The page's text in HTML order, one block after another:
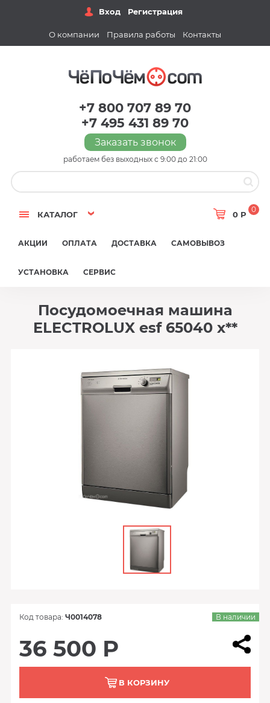
Вход Регистрация
О компании Правила работы Контакты
+7 800 707 89 70
+7 495 431 89 70
Заказать звонок
работаем без выходных с 9:00 до 21:00
КАТАЛОГ 0 Р
0
АКЦИИ ОПЛАТА ДОСТАВКА САМОВЫВОЗ
УСТАНОВКА СЕРВИС
Посудомоечная машина
ELECTROLUX esf 65040 x**
Код товара: Ч0014078 В наличии
36 500 Р
В КОРЗИНУ